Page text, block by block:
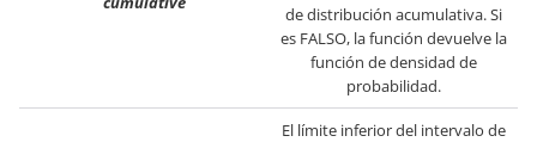
de distribución acumulativa. Si
es FALSO, la función devuelve la
función de densidad de
probabilidad.
El límite inferior del intervalo de